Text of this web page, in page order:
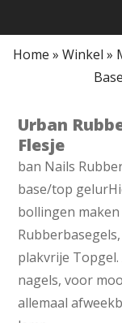
Home » Winkel »
Urban
Flesje
ban Nails
base/top
bollingen
plakvrije
nagels, voor
allemaal